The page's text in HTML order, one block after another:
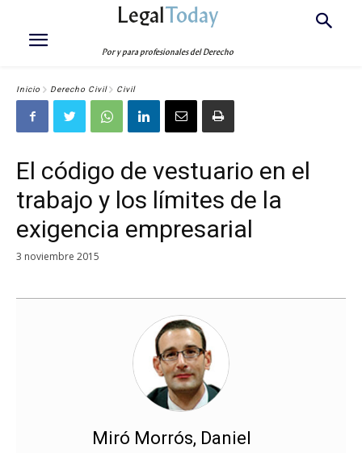
LegalToday
Por y para profesionales del Derecho
Inicio Derecho Civil Civil
El código de vestuario en el
trabajo y los límites de la
exigencia empresarial
3 noviembre 2015
Miró Morrós, Daniel